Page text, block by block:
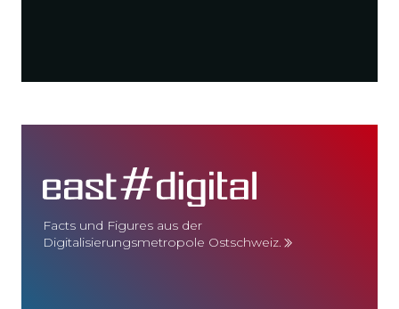
Facts und Figures aus der
Digitalisierungsmetropole Ostschweiz.